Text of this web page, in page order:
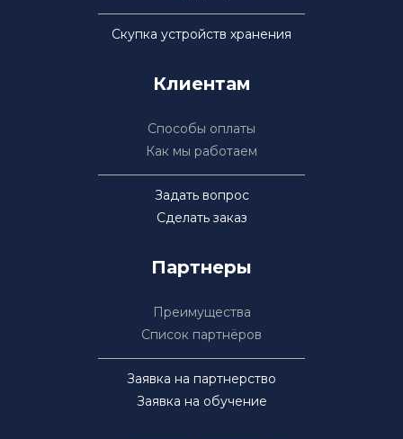
Скупка устройств хранения
Клиентам
Способы оплаты
Как мы работаем
Задать вопрос
Сделать заказ
Партнеры
Преимущества
Список партнёров
Заявка на партнерство
Заявка на обучение